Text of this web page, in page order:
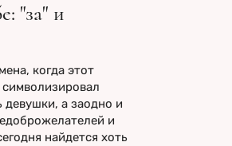
"за" и
когда этот
девушки, а заодно и
и
найдется хоть